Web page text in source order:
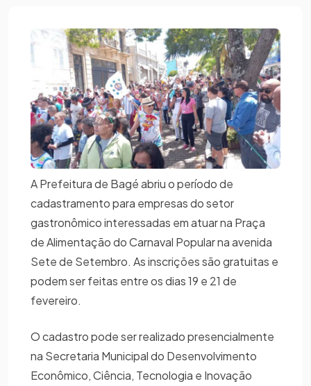
A Prefeitura de Bagé abriu o período de
cadastramento para empresas do setor
gastronômico interessadas em atuar na Praça
de Alimentação do Carnaval Popular na avenida
Sete de Setembro. As inscrições são gratuitas e
podem ser feitas entre os dias 19 e 21 de
fevereiro.
O cadastro pode ser realizado presencialmente
na Secretaria Municipal do Desenvolvimento
Econômico, Ciência, Tecnologia e Inovação